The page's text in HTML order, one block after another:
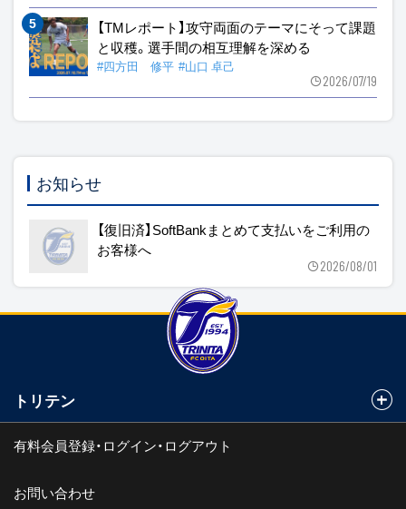
【TMレポート】攻守両面のテーマにそって課題
と収穫。選手間の相互理解を深める
#四方田 修平 #山口 卓己
2026/07/19
お知らせ
【復旧済】SoftBankまとめて支払いをご利用の
お客様へ
2026/08/01
トリテン
有料会員登録・ログイン・ログアウト
お問い合わせ